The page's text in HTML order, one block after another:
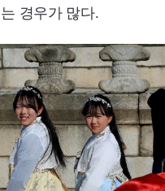
경우가 많다.